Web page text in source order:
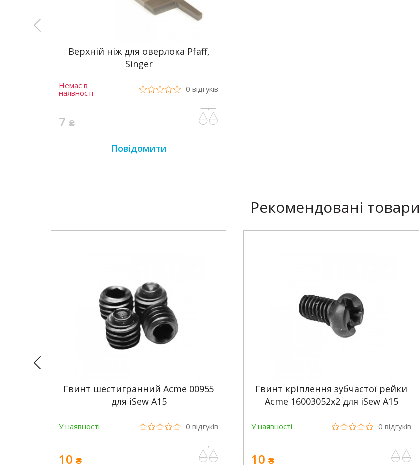
Верхній ніж для оверлока Pfaff,
Singer
Немає в
наявності 0 відгуків
7 ₴
Повідомити
Рекомендовані товари
Гвинт шестигранний Acme 00955
для iSew A15
У наявності 0 відгуків
10 ₴
Гвинт кріплення зубчастої рейки
Acme 16003052х2 для iSew A15
У наявності 0 відгуків
10 ₴